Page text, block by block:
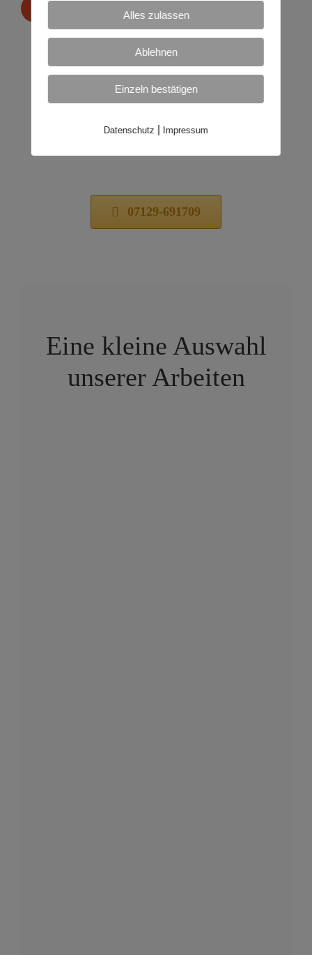
Garantie
Guten Gewissens können wir Ihnen auf
unsere Leistung eine Garantie geben
07129-691709
Eine kleine Auswahl
unserer Arbeiten
Alles zulassen
Ablehnen
Einzeln bestätigen
Datenschutz Impressum